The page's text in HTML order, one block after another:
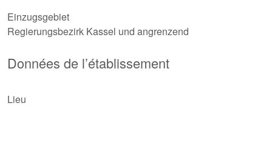
Einzugsgebiet
Regierungsbezirk Kassel und angrenzend
Données de l’établissement
Lieu